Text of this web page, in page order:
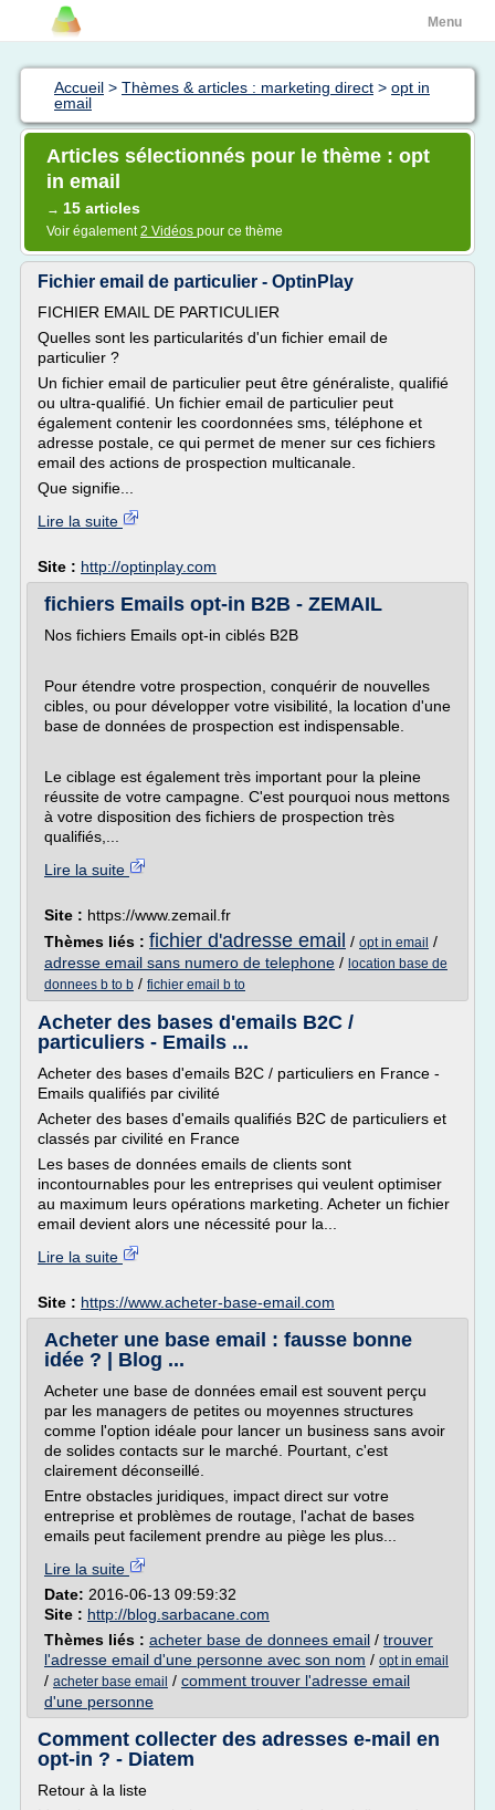
Menu
Accueil > Thèmes & articles : marketing direct > opt in
email
Articles sélectionnés pour le thème : opt
in email
→ 15 articles
Voir également2 Vidéos pour ce thème
Fichier email de particulier - OptinPlay
FICHIER EMAIL DE PARTICULIER
Quelles sont les particularités d'un fichier email de
particulier ?
Un fichier email de particulier peut être généraliste, qualifié
ou ultra-qualifié. Un fichier email de particulier peut
également contenir les coordonnées sms, téléphone et
adresse postale, ce qui permet de mener sur ces fichiers
email des actions de prospection multicanale.
Que signifie...
Lire la suite
Site : http://optinplay.com
fichiers Emails opt-in B2B - ZEMAIL
Nos fichiers Emails opt-in ciblés B2B
Pour étendre votre prospection, conquérir de nouvelles
cibles, ou pour développer votre visibilité, la location d'une
base de données de prospection est indispensable.
Le ciblage est également très important pour la pleine
réussite de votre campagne. C'est pourquoi nous mettons
à votre disposition des fichiers de prospection très
qualifiés,...
Lire la suite
Site : https://www.zemail.fr
Thèmes liés : fichier d'adresse email / opt in email /
adresse email sans numero de telephone / location base de
donnees b to b / fichier email b to
Acheter des bases d'emails B2C /
particuliers - Emails ...
Acheter des bases d'emails B2C / particuliers en France -
Emails qualifiés par civilité
Acheter des bases d'emails qualifiés B2C de particuliers et
classés par civilité en France
Les bases de données emails de clients sont
incontournables pour les entreprises qui veulent optimiser
au maximum leurs opérations marketing. Acheter un fichier
email devient alors une nécessité pour la...
Lire la suite
Site : https://www.acheter-base-email.com
Acheter une base email : fausse bonne
idée ? | Blog ...
Acheter une base de données email est souvent perçu
par les managers de petites ou moyennes structures
comme l'option idéale pour lancer un business sans avoir
de solides contacts sur le marché. Pourtant, c'est
clairement déconseillé.
Entre obstacles juridiques, impact direct sur votre
entreprise et problèmes de routage, l'achat de bases
emails peut facilement prendre au piège les plus...
Lire la suite
Date: 2016-06-13 09:59:32
Site : http://blog.sarbacane.com
Thèmes liés : acheter base de donnees email / trouver
l'adresse email d'une personne avec son nom / opt in email
/ acheter base email / comment trouver l'adresse email
d'une personne
Comment collecter des adresses e-mail en
opt-in ? - Diatem
Retour à la liste